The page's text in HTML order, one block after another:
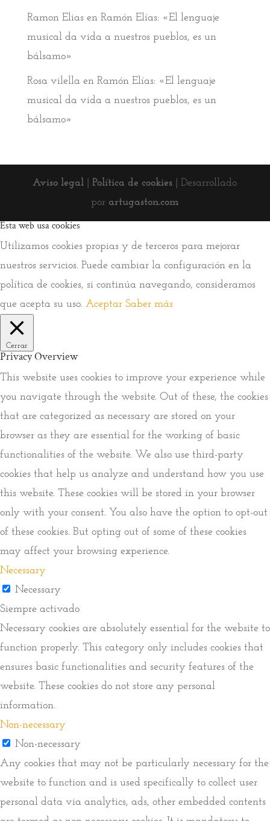
Ramon Eliasen Ramón Elías: «El lenguaje
musical da vida a nuestros pueblos, es un
bálsamo»
Rosa vilella en Ramón Elías: «El lenguaje
musical da vida a nuestros pueblos, es un
bálsamo»
Aviso legal |Política de cookies | Desarrollado
por artugaston.com
Esta web usa cookies
Utilizamos cookies propias y de terceros para mejorar
nuestros servicios. Puede cambiar la configuración en la
política de cookies, si continúa navegando, consideramos
que acepta su uso. Aceptar Saber más
Cerrar
Privacy Overview
This website uses cookies to improve your experience while
you navigate through the website. Out of these, the cookies
that are categorized as necessary are stored on your
browser as they are essential for the working of basic
functionalities of the website. We also use third-party
cookies that help us analyze and understand how you use
this website. These cookies will be stored in your browser
only with your consent. You also have the option to opt-out
of these cookies. But opting out of some of these cookies
may affect your browsing experience.
Necessary
Necessary
Siempre activado
Necessary cookies are absolutely essential for the website to
function properly. This category only includes cookies that
ensures basic functionalities and security features of the
website. These cookies do not store any personal
information.
Non-necessary
Non-necessary
Any cookies that may not be particularly necessary for the
website to function and is used specifically to collect user
personal data via analytics, ads, other embedded contents